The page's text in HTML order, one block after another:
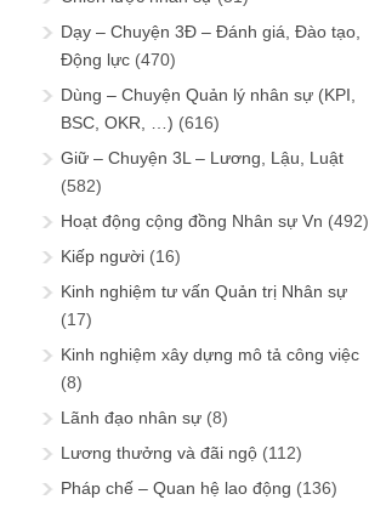
Dạy – Chuyện 3Đ – Đánh giá, Đào tạo,
Động lực (470)
Dùng – Chuyện Quản lý nhân sự (KPI,
BSC, OKR, …) (616)
Giữ – Chuyện 3L – Lương, Lậu, Luật
(582)
Hoạt động cộng đồng Nhân sự Vn (492)
Kiếp người (16)
Kinh nghiệm tư vấn Quản trị Nhân sự
(17)
Kinh nghiệm xây dựng mô tả công việc
(8)
Lãnh đạo nhân sự (8)
Lương thưởng và đãi ngộ (112)
Pháp chế – Quan hệ lao động (136)